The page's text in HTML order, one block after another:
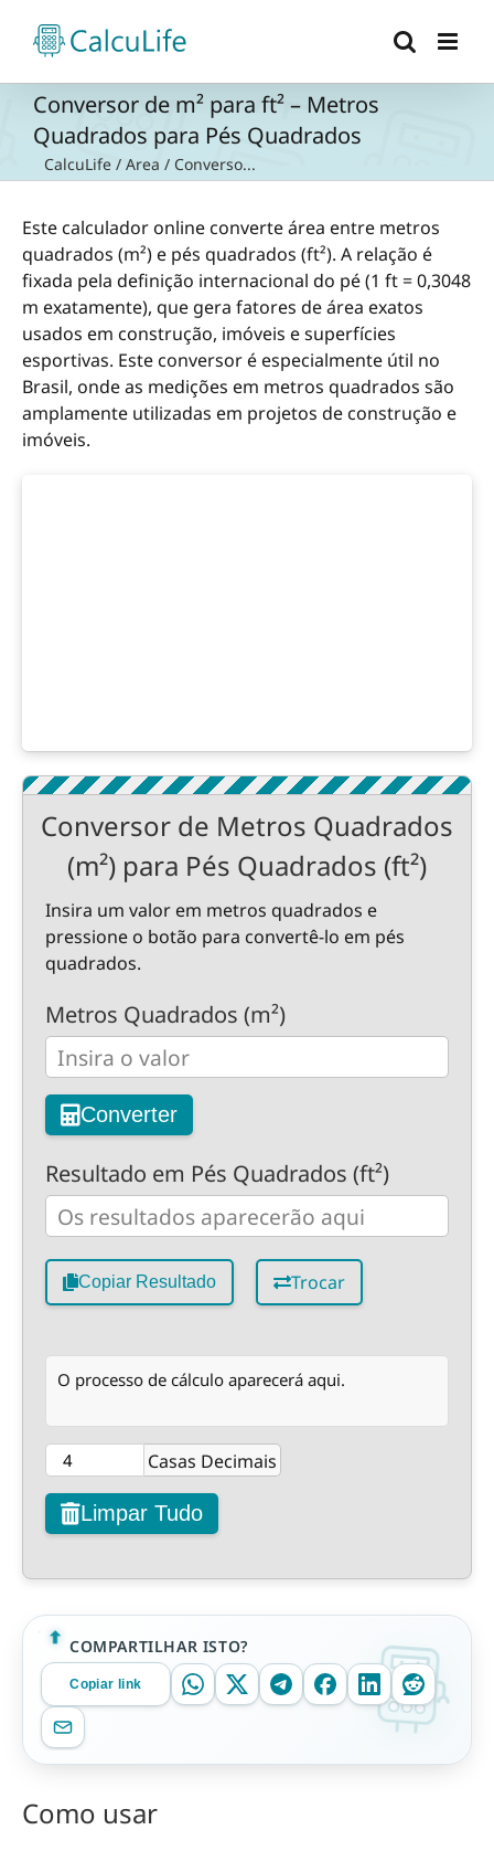
para
conteúdo
Conversor de m² para ft² – Metros
Quadrados para Pés Quadrados
CalcuLife / Area / Converso...
Este calculador online converte área entre metros
quadrados (m²) e pés quadrados (ft²). A relação é
fixada pela definição internacional do pé (1 ft = 0,3048
m exatamente), que gera fatores de área exatos
usados em construção, imóveis e superfícies
esportivas. Este conversor é especialmente útil no
Brasil, onde as medições em metros quadrados são
amplamente utilizadas em projetos de construção e
imóveis.
Conversor de Metros Quadrados
(m²) para Pés Quadrados (ft²)
Insira um valor em metros quadrados e
pressione o botão para convertê-lo em pés
quadrados.
Metros Quadrados (m²)
Converter
Resultado em Pés Quadrados (ft²)
Copiar Resultado Trocar
O processo de cálculo aparecerá aqui.
Casas Decimais
Limpar Tudo
COMPARTILHAR ISTO?
Copiar link
Como usar